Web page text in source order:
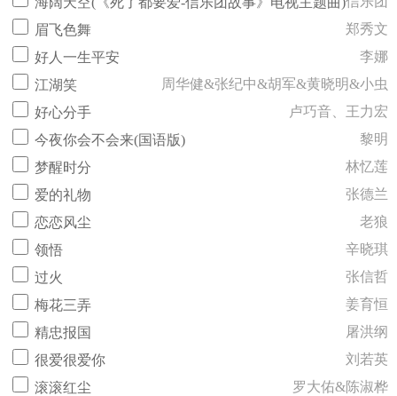
眉飞色舞
郑秀文
好人一生平安
李娜
江湖笑
周华健&张纪中&胡军&黄晓明&小虫
好心分手
卢巧音、王力宏
今夜你会不会来(国语版)
黎明
梦醒时分
林忆莲
爱的礼物
张德兰
恋恋风尘
老狼
领悟
辛晓琪
过火
张信哲
梅花三弄
姜育恒
精忠报国
屠洪纲
很爱很爱你
刘若英
滚滚红尘
罗大佑&陈淑桦